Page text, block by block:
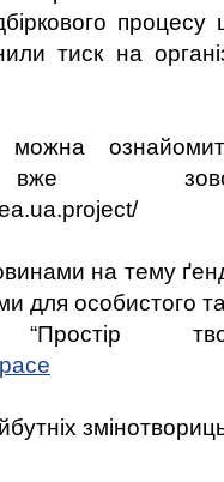
процесу
тиск на
вже
на тему
для особистого